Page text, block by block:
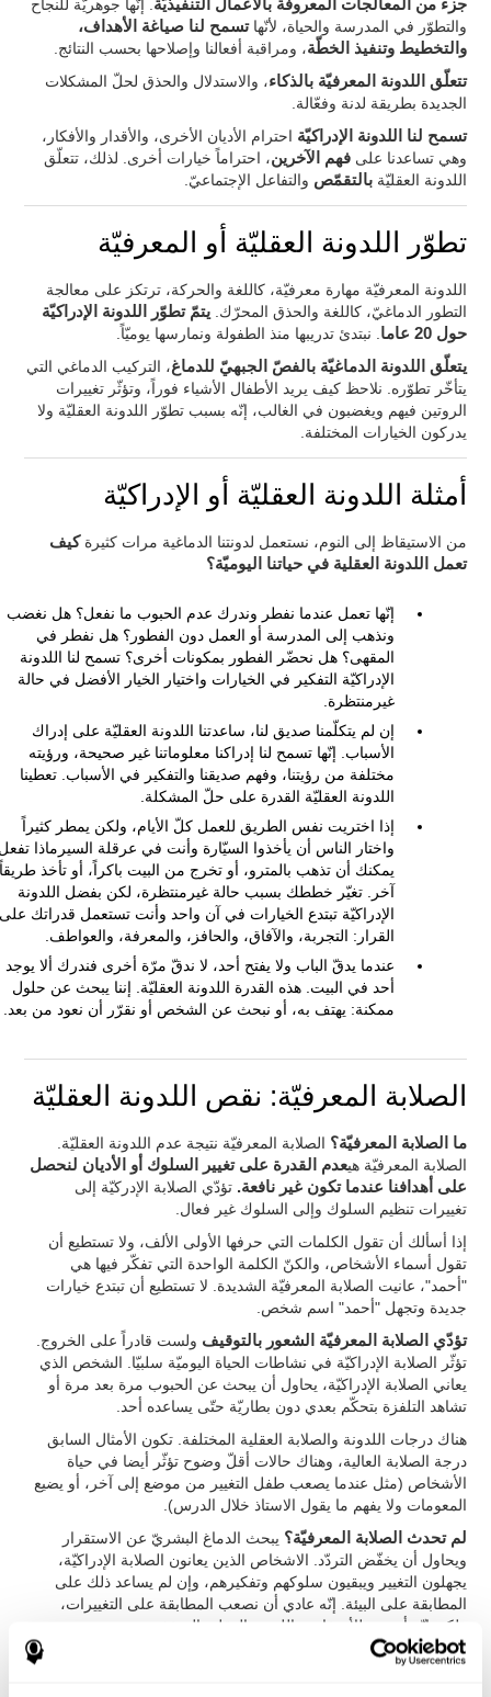
جزء من المعالجات المعروفة بالأعمال التنفيذيّة . إنّها جوهريّة للنجاح
والتطوّر في المدرسة والحياة، لأنّهاتسمح لنا صياغة الأهداف،
والتخطيط وتنفيذ الخطّة، ومراقبة أفعالنا وإصلاحها بحسب النتائج.
تتعلّق اللدونة المعرفيّة بالذكاء، والاستدلال والحذق لحلّ المشكلات
الجديدة بطريقة لدنة وفعّالة.
تسمح لنا اللدونة الإدراكيّة احترام الأديان الأخرى، والأقدار والأفكار،
وهي تساعدنا علىفهم الآخرين، احتراماً خيارات أخرى. لذلك، تتعلّق
اللدونة العقليّةبالتقمّص والتفاعل الإجتماعيّ.
تطوّر اللدونة العقليّة أو المعرفيّة
اللدونة المعرفيّة مهارة معرفيّة، كاللغة والحركة، ترتكز على معالجة
التطور الدماغيّ، كاللغة والحذق المحرّك.يتمّ تطوّر اللدونة الإدراكيّة
حول 20 عاما
. نبتدئ تدريبها منذ الطفولة ونمارسها يوميّاً.
يتعلّق اللدونة الدماغيّة بالفصّ الجبهيّ للدماغ، التركيب الدماغي التي
يتأخّر تطوّره. نلاحظ كيف يريد الأطفال الأشياء فوراً، وتؤثّر تغييرات
الروتين فيهم ويغضبون في الغالب، إنّه بسبب تطوّر اللدونة العقليّة ولا
يدركون الخيارات المختلفة.
أمثلة اللدونة العقليّة أو الإدراكيّة
من الاستيقاظ إلى النوم، نستعمل لدونتنا الدماغية مرات كثيرةكيف
تعمل اللدونة العقلية في حياتنا اليوميّة؟
إنّها تعمل عندما نفطر وندرك عدم الحبوب ما نفعل؟ هل نغضب
ونذهب إلى المدرسة أو العمل دون الفطور؟ هل نفطر في
المقهى؟ هل نحضّر الفطور بمكونات أخرى؟ تسمح لنا اللدونة
الإدراكيّة التفكير في الخيارات واختيار الخيار الأفضل في حالة
غيرمنتظرة.
إن لم يتكلّمنا صديق لنا، ساعدتنا اللدونة العقليّة على إدراك
الأسباب. إنّها تسمح لنا إدراكنا معلوماتنا غير صحيحة، ورؤيته
مختلفة من رؤيتنا، وفهم صديقنا والتفكير في الأسباب. تعطينا
اللدونة العقليّة القدرة على حلّ المشكلة.
إذا اختريت نفس الطريق للعمل كلّ الأيام، ولكن يمطر كثيراً
واختار الناس أن يأخذوا السيّارة وأنت في عرقلة السيرماذا
يمكنك أن تذهب بالمترو، أو تخرج من البيت باكراً، أو تأخذ طريقاً
آخر. تغيّر خططك بسبب حالة غيرمنتظرة، لكن بفضل اللدونة
الإدراكيّة تبتدع الخيارات في آن واحد وأنت تستعمل قدراتك على
القرار: التجربة، والآفاق، والحافز، والمعرفة، والعواطف.
عندما يدقّ الباب ولا يفتح أحد، لا ندقّ مرّة أخرى فندرك ألا يوجد
أحد في البيت. هذه القدرة اللدونة العقليّة. إننا يبحث عن حلول
ممكنة: يهتف به، أو نبحث عن الشخص أو نقرّر أن نعود من بعد.
الصلابة المعرفيّة: نقص اللدونة العقليّة
ما الصلابة المعرفيّة؟ الصلابة المعرفيّة نتيجة عدم اللدونة العقليّة.
الصلابة المعرفيّة هيعدم القدرة على تغيير السلوك أو الأديان لنحصل
على أهدافنا عندما تكون غير نافعة. تؤدّي الصلابة الإدركيّة إلى
تغييرات تنظيم السلوك وإلى السلوك غير فعال.
إذا أسألك أن تقول الكلمات التي حرفها الأولى الألف، ولا تستطيع أن
تقول أسماء الأشخاص، والكنّ الكلمة الواحدة التي تفكّر فيها هي
"أحمد"، عانيت الصلابة المعرفيّة الشديدة. لا تستطيع أن تبتدع خيارات
جديدة وتجهل "أحمد" اسم شخص.
تؤدّي الصلابة المعرفيّة الشعور بالتوقيف ولست قادراً على الخروج.
تؤثّر الصلابة الإدراكيّة في نشاطات الحياة اليوميّة سلبيّا. الشخص الذي
يعاني الصلابة الإدراكيّة، يحاول أن يبحث عن الحبوب مرة بعد مرة أو
تشاهد التلفزة بتحكّم بعدي دون بطاريّة حتّى يساعده أحد.
هناك درجات اللدونة والصلابة العقلية المختلفة. تكون الأمثال السابق
درجة الصلابة العالية، وهناك حالات أقلّ وضوح تؤثّر أيضا في حياة
الأشخاص (مثل عندما يصعب طفل التغيير من موضع إلى آخر، أو يضيع
المعومات ولا يفهم ما يقول الاستاذ خلال الدرس).
لم تحدث الصلابة المعرفيّة؟ يبحث الدماغ البشريّ عن الاستقرار
ويحاول أن يخفّض التردّد. الاشخاص الذين يعانون الصلابة الإدراكيّة،
يجهلون التغيير ويبقيون سلوكهم وتفكيرهم، وإن لم يساعد ذلك على
المطابقة على البيئة. إنّه عادي أن نصعب المطابقة على التغييرات،
ولكن إنّه أصعب للأشخاص باللدونة العقلية المنخفضة.
تتعلّق المثابرة بالصلابة المعرفيّة
، وهي ترتكز على تكرار الأفعال التي